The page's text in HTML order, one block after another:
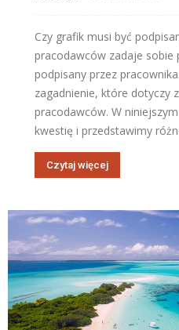
Czy grafik musi być
pracodawców zadaje sobie
podpisany przez
zagadnienie, które dotyczy
pracodawców. W
kwestię i przedstawimy
Czytaj więcej